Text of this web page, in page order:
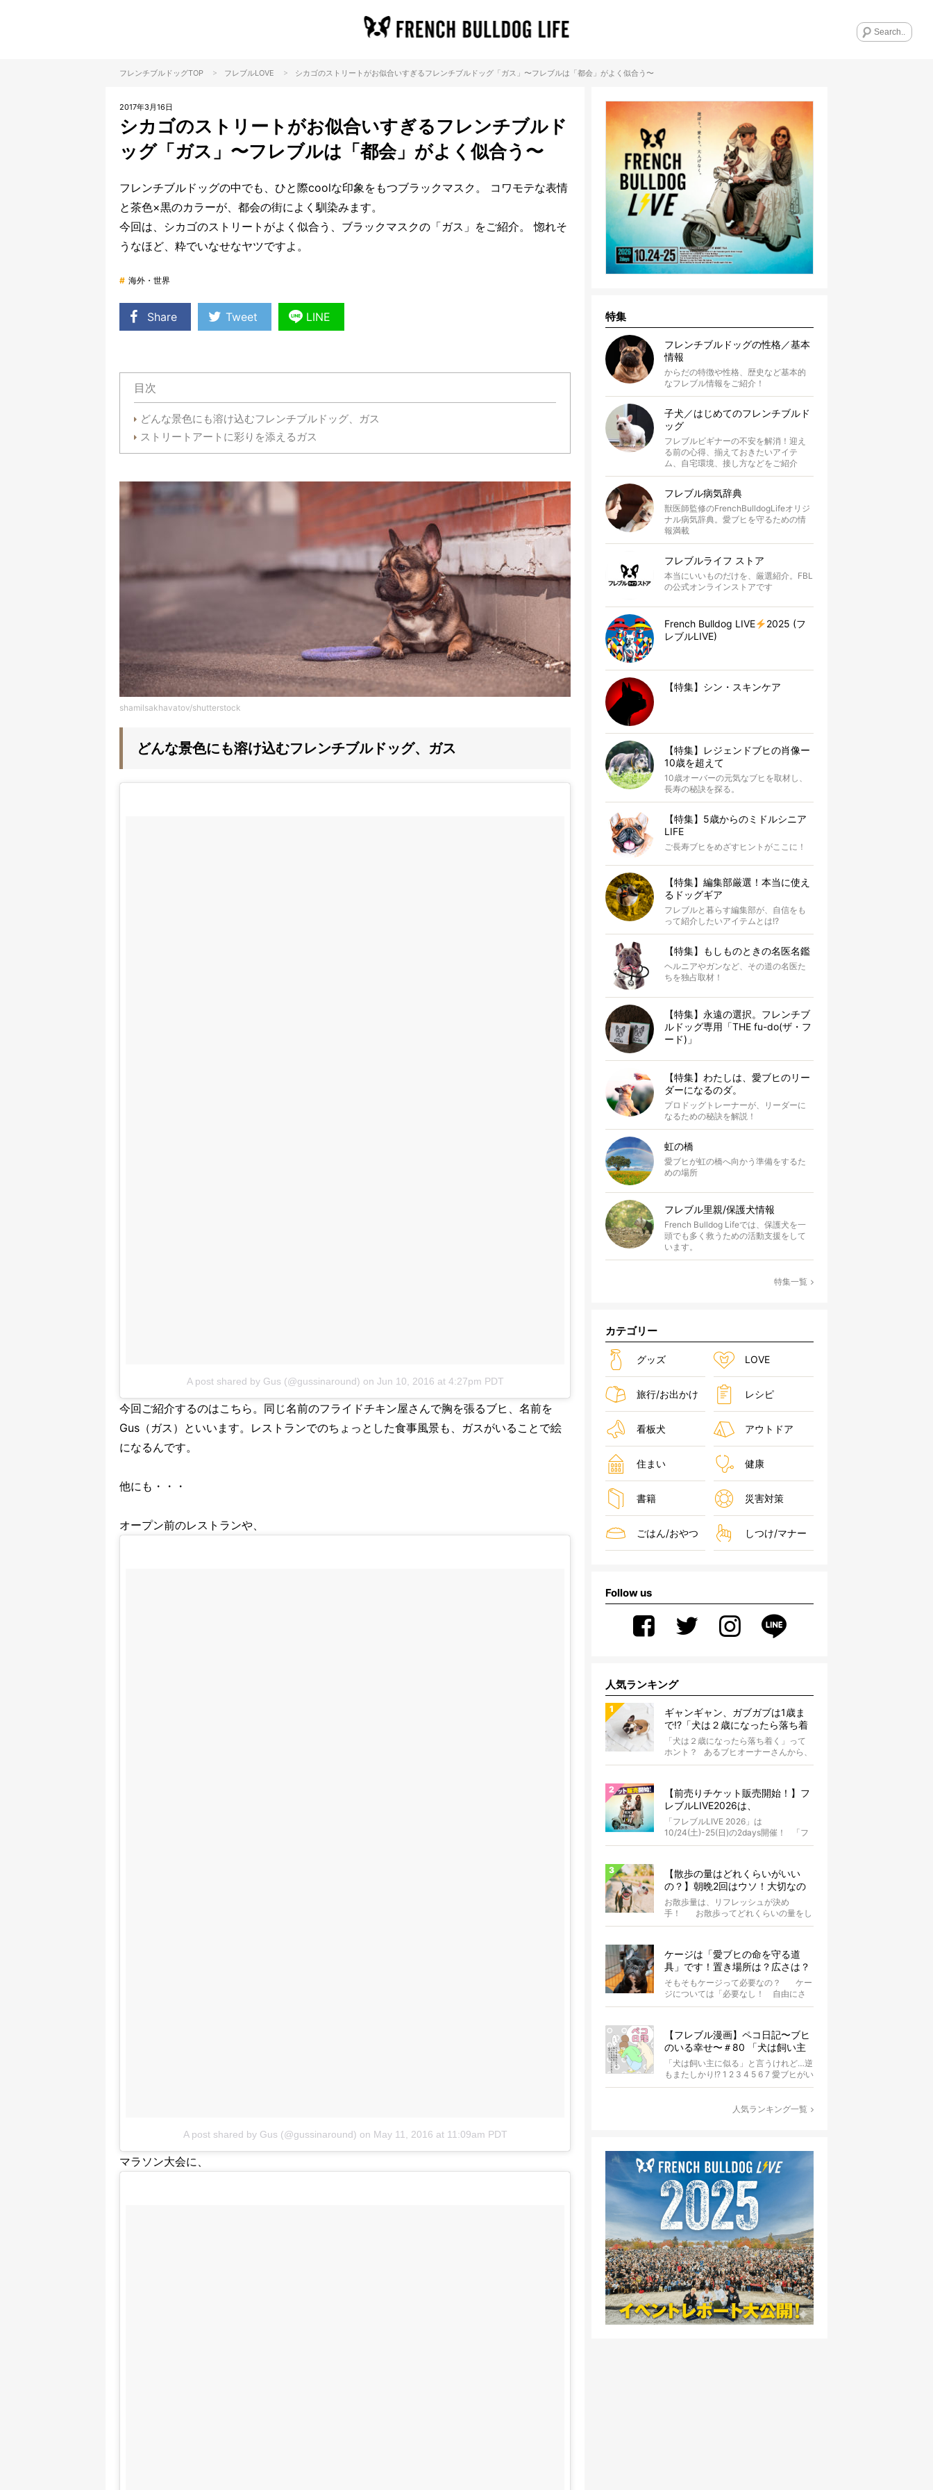
フレンチブルドッグTOP > フレブルLOVE > シカゴのストリートがお似合いすぎるフレンチブルドッグ「ガス」〜フレブルは「都会」がよく似合う〜
2017年3月16日
シカゴのストリートがお似合いすぎるフレンチブルド
ッグ「ガス」〜フレブルは「都会」がよく似合う〜
フレンチブルドッグの中でも、ひと際coolな印象をもつブラックマスク。 コワモテな表情
と茶色×黒のカラーが、都会の街によく馴染みます。
今回は、シカゴのストリートがよく似合う、ブラックマスクの「ガス」をご紹介。 惚れそ
うなほど、粋でいなせなヤツですよ。
# 海外・世界
Share Tweet LINE
目次
どんな景色にも溶け込むフレンチブルドッグ、ガス
ストリートアートに彩りを添えるガス
shamilsakhavatov/shutterstock
どんな景色にも溶け込むフレンチブルドッグ、ガス
A post shared by Gus (@gussinaround) on Jun 10, 2016 at 4:27pm PDT
今回ご紹介するのはこちら。同じ名前のフライドチキン屋さんで胸を張るブヒ、名前を
Gus（ガス）といいます。レストランでのちょっとした食事風景も、ガスがいることで絵
になるんです。
他にも・・・
オープン前のレストランや、
A post shared by Gus (@gussinaround) on May 11, 2016 at 11:09am PDT
マラソン大会に、
特集
フレンチブルドッグの性格／基本
情報
からだの特徴や性格、歴史など基本的
なフレブル情報をご紹介！
子犬／はじめてのフレンチブルド
ッグ
フレブルビギナーの不安を解消！迎え
る前の心得、揃えておきたいアイテ
ム、自宅環境、接し方などをご紹介
フレブル病気辞典
獣医師監修のFrenchBulldogLifeオリジ
ナル病気辞典。愛ブヒを守るための情
報満載
フレブルライフ ストア
本当にいいものだけを、厳選紹介。FBL
の公式オンラインストアです
French Bulldog LIVE
2025 (フ
レブルLIVE)
【特集】シン・スキンケア
【特集】レジェンドブヒの肖像ー
10歳を超えて
10歳オーバーの元気なブヒを取材し、
長寿の秘訣を探る。
【特集】5歳からのミドルシニア
LIFE
ご長寿ブヒをめざすヒントがここに！
【特集】編集部厳選！本当に使え
るドッグギア
フレブルと暮らす編集部が、自信をも
って紹介したいアイテムとは!?
【特集】もしものときの名医名鑑
ヘルニアやガンなど、その道の名医た
ちを独占取材！
【特集】永遠の選択。フレンチブ
ルドッグ専用「THE fu-do(ザ・フ
ード)」
【特集】わたしは、愛ブヒのリー
ダーになるのダ。
プロドッグトレーナーが、リーダーに
なるための秘訣を解説！
虹の橋
愛ブヒが虹の橋へ向かう準備をするた
めの場所
フレブル里親/保護犬情報
French Bulldog Lifeでは、保護犬を一
頭でも多く救うための活動支援をして
います。
特集一覧
カテゴリー
グッズ LOVE
旅行/お出かけ レシピ
看板犬 アウトドア
住まい 健康
書籍 災害対策
ごはん/おやつ しつけ/マナー
Follow us
人気ランキング
ギャンギャン、ガブガブは1歳ま
で!?「犬は２歳になったら落ち着
く」という都市伝説は本当？
「犬は２歳になったら落ち着く」って
ホント？ あるブヒオーナーさんから、
こんな質問がありました。...
【前売りチケット販売開始！】フ
レブルLIVE2026は、
10/24(土)-25(日)開催！フレブル
だらけのキャンプ・前夜祭・バス
プランも新登場!?
「フレブルLIVE 2026」は
10/24(土)-25(日)の2days開催！ 「フ
レブルLIV...
【散歩の量はどれくらいがいい
の？】朝晩2回はウソ！大切なの
は運動量より「リフレッシュ」〜
お散歩にまつわる疑問FAQつき〜
お散歩量は、リフレッシュが決め
手！ お散歩ってどれくらいの量をし
たらいいのか迷いませんか？ よ...
ケージは「愛ブヒの命を守る道
具」です！置き場所は？広さは？
いつまで必要？ケージのあらゆる
疑問に答えます
そもそもケージって必要なの？ ケー
ジについては「必要なし！ 自由にさ
せればいいじゃない」とか、...
【フレブル漫画】ペコ日記〜ブヒ
のいる幸せ〜＃80 「犬は飼い主
に似る」と言うけれど…逆もまた
しかり!? 作・Cランチ
「犬は飼い主に似る」と言うけれど…逆
もまたしかり!? 1 2 3 4 5 6 7 愛ブヒがい
なかったら、マンホ...
人気ランキング一覧